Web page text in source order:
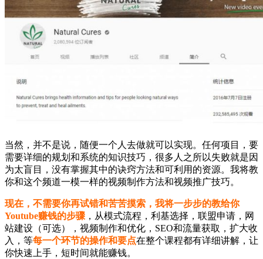
当然，并不是说，随便一个人去做就可以实现。任何项目，要
需要详细的规划和系统的知识技巧，很多人之所以失败就是因
为太盲目，没有掌握其中的诀窍方法和可利用的资源。我将教
你和这个频道一模一样的视频制作方法和视频推广技巧。
现在，不需要你再试错和苦苦摸索，我将一步步的教给你
Youtube赚钱的步骤 ，从模式流程，利基选择，联盟申请，网
站建设（可选），视频制作和优化，SEO和流量获取，扩大收
入，等每一个环节的操作和要点在整个课程都有详细讲解，让
你快速上手，短时间就能赚钱。